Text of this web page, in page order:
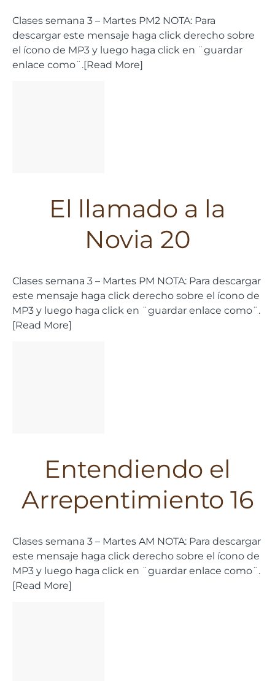
Clases semana 3 – Martes PM2 NOTA: Para
descargar este mensaje haga click derecho sobre
el ícono de MP3 y luego haga click en ¨guardar
enlace como¨.[Read More]
El llamado a la
Novia 20
Clases semana 3 – Martes PM NOTA: Para descargar
este mensaje haga click derecho sobre el ícono de
MP3 y luego haga click en ¨guardar enlace como¨.
[Read More]
Entendiendo el
Arrepentimiento 16
Clases semana 3 – Martes AM NOTA: Para descargar
este mensaje haga click derecho sobre el ícono de
MP3 y luego haga click en ¨guardar enlace como¨.
[Read More]